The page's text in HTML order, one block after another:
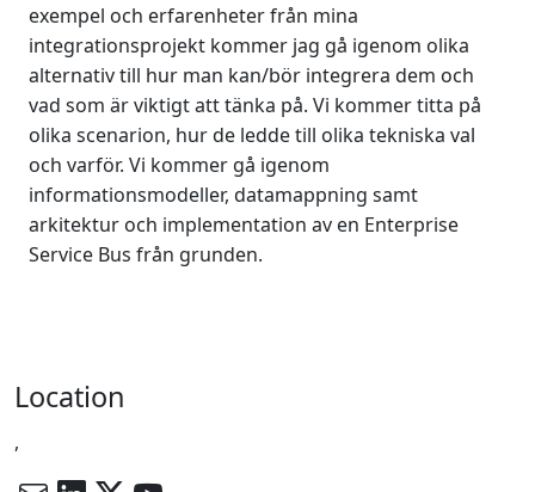
exempel och erfarenheter från mina
integrationsprojekt kommer jag gå igenom olika
alternativ till hur man kan/bör integrera dem och
vad som är viktigt att tänka på. Vi kommer titta på
olika scenarion, hur de ledde till olika tekniska val
och varför. Vi kommer gå igenom
informationsmodeller, datamappning samt
arkitektur och implementation av en Enterprise
Service Bus från grunden.
Location
,